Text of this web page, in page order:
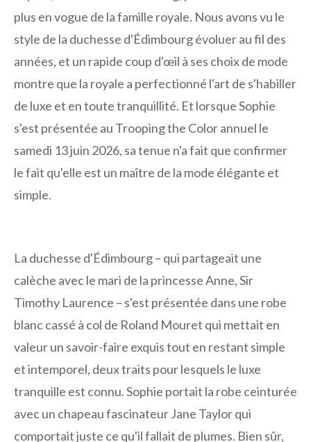
plus en vogue de la famille royale. Nous avons vu le
style de la duchesse d'Édimbourg évoluer au fil des
années, et un rapide coup d'œil à ses choix de mode
montre que la royale a perfectionné l'art de s'habiller
de luxe et en toute tranquillité. Et lorsque Sophie
s'est présentée au Trooping the Color annuel le
samedi 13 juin 2026, sa tenue n'a fait que confirmer
le fait qu'elle est un maître de la mode élégante et
simple.
La duchesse d'Édimbourg – qui partageait une
calèche avec le mari de la princesse Anne, Sir
Timothy Laurence – s'est présentée dans une robe
blanc cassé à col de Roland Mouret qui mettait en
valeur un savoir-faire exquis tout en restant simple
et intemporel, deux traits pour lesquels le luxe
tranquille est connu. Sophie portait la robe ceinturée
avec un chapeau fascinateur Jane Taylor qui
comportait juste ce qu'il fallait de plumes. Bien sûr,